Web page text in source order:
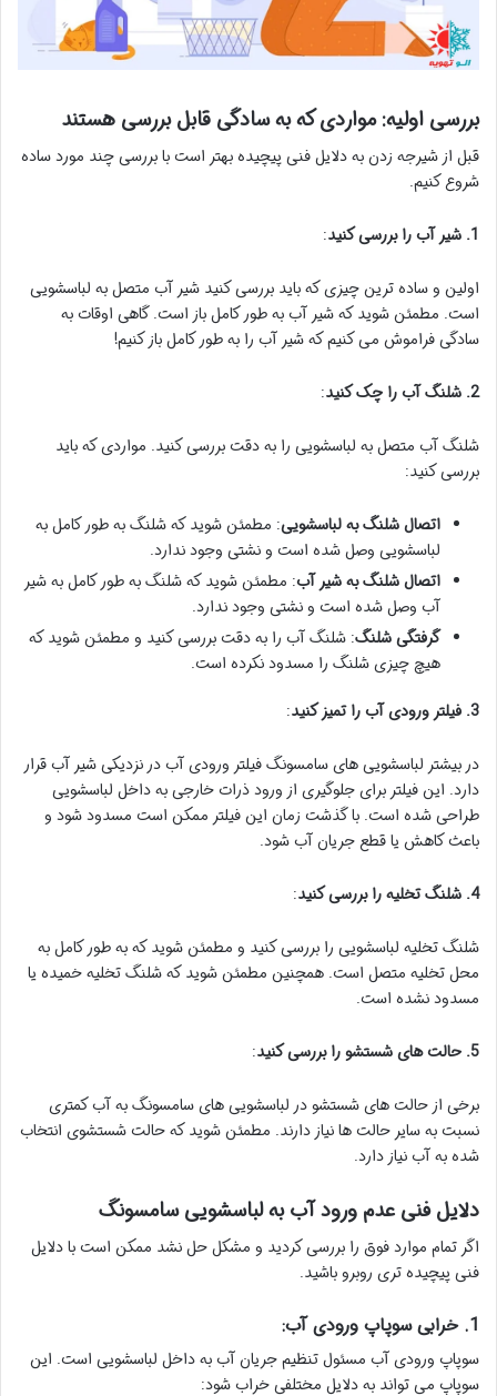
بررسی اولیه: مواردی که به سادگی قابل بررسی هستند
قبل از شیرجه زدن به دلایل فنی پیچیده بهتر است با بررسی چند مورد ساده
شروع کنیم.
1. شیر آب را بررسی کنید :
اولین و ساده ترین چیزی که باید بررسی کنید شیر آب متصل به لباسشویی
است. مطمئن شوید که شیر آب به طور کامل باز است. گاهی اوقات به
سادگی فراموش می کنیم که شیر آب را به طور کامل باز کنیم!
2. شلنگ آب را چک کنید :
شلنگ آب متصل به لباسشویی را به دقت بررسی کنید. مواردی که باید
بررسی کنید:
اتصال شلنگ به لباسشویی: مطمئن شوید که شلنگ به طور کامل به
لباسشویی وصل شده است و نشتی وجود ندارد.
اتصال شلنگ به شیر آب: مطمئن شوید که شلنگ به طور کامل به شیر
آب وصل شده است و نشتی وجود ندارد.
گرفتگی شلنگ: شلنگ آب را به دقت بررسی کنید و مطمئن شوید که
هیچ چیزی شلنگ را مسدود نکرده است.
3. فیلتر ورودی آب را تمیز کنید
:
در بیشتر لباسشویی های سامسونگ فیلتر ورودی آب در نزدیکی شیر آب قرار
دارد. این فیلتر برای جلوگیری از ورود ذرات خارجی به داخل لباسشویی
طراحی شده است. با گذشت زمان این فیلتر ممکن است مسدود شود و
باعث کاهش یا قطع جریان آب شود.
4. شلنگ تخلیه را بررسی کنید :
شلنگ تخلیه لباسشویی را بررسی کنید و مطمئن شوید که به طور کامل به
محل تخلیه متصل است. همچنین مطمئن شوید که شلنگ تخلیه خمیده یا
مسدود نشده است.
5. حالت های شستشو را بررسی کنید :
برخی از حالت های شستشو در لباسشویی های سامسونگ به آب کمتری
نسبت به سایر حالت ها نیاز دارند. مطمئن شوید که حالت شستشوی انتخاب
شده به آب نیاز دارد.
دلایل فنی عدم ورود آب به لباسشویی سامسونگ
اگر تمام موارد فوق را بررسی کردید و مشکل حل نشد ممکن است با دلایل
فنی پیچیده تری روبرو باشید.
1. خرابی سوپاپ ورودی آب:
سوپاپ ورودی آب مسئول تنظیم جریان آب به داخل لباسشویی است. این
سوپاپ می تواند به دلایل مختلفی خراب شود: